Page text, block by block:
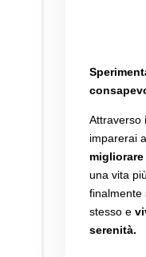
Attraverso
imparerai
una vita
finalmente
stesso e
serenità.